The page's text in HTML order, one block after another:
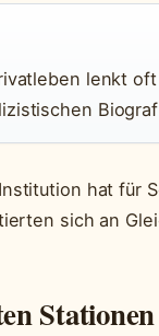
lenkt
hat für
sich an
Stationen